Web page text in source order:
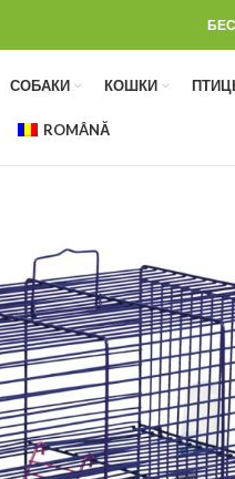
СОБАКИ КОШКИ
ROMÂNĂ